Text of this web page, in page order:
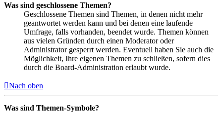
Was sind geschlossene Themen?
Geschlossene Themen sind Themen, in denen nicht mehr
geantwortet werden kann und bei denen eine laufende
Umfrage, falls vorhanden, beendet wurde. Themen können
aus vielen Gründen durch einen Moderator oder
Administrator gesperrt werden. Eventuell haben Sie auch die
Möglichkeit, Ihre eigenen Themen zu schließen, sofern dies
durch die Board-Administration erlaubt wurde.
Nach oben
Was sind Themen-Symbole?